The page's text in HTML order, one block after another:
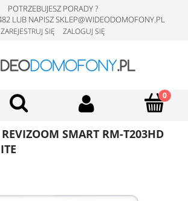
POTRZEBUJESZ PORADY ?
LUB NAPISZ SKLEP@WIDEODOMOFONY.PL
ZAREJESTRUJ SIĘ ZALOGUJ SIĘ
SMART RM-T203HD